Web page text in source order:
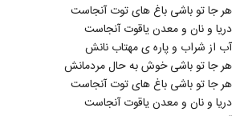
4278
دانلود آهنگ ای مه جبین
۲۷۷ بازدید
4279
آرین بشارتی آهنگ عشق
۲۹۸ بازدید
هر جا تو باشی باغ های توت آنجاست
دریا و نان و معدن یاقوت آنجاست
آب از شراب و پاره ی مهتاب نانش
هر جا تو باشی خوش به حال مردمانش
هر جا تو باشی باغ های توت آنجاست
دریا و نان و معدن یاقوت آنجاست